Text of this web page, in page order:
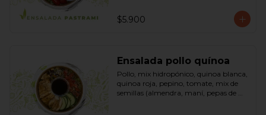
(vinagre de vino blanco, azúcar,
mostaza). Bowl.
$5.900
Ensalada pollo quínoa
Pollo, mix hidropónico, quinoa blanca,
quinoa roja, pepino, tomate, mix de
semillas (almendra, maní, pepas de